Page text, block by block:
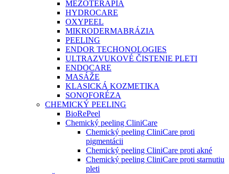
MEZOTERAPIA
HYDROCARE
OXYPEEL
MIKRODERMABRÁZIA
PEELING
ENDOR TECHONOLOGIES
ULTRAZVUKOVÉ ČISTENIE PLETI
ENDOCARE
MASÁŽE
KLASICKÁ KOZMETIKA
SONOFORÉZA
CHEMICKÝ PEELING
BioRePeel
Chemický peeling CliniCare
Chemický peeling CliniCare proti
pigmentácii
Chemický peeling CliniCare proti akné
Chemický peeling CliniCare proti starnutiu
pleti